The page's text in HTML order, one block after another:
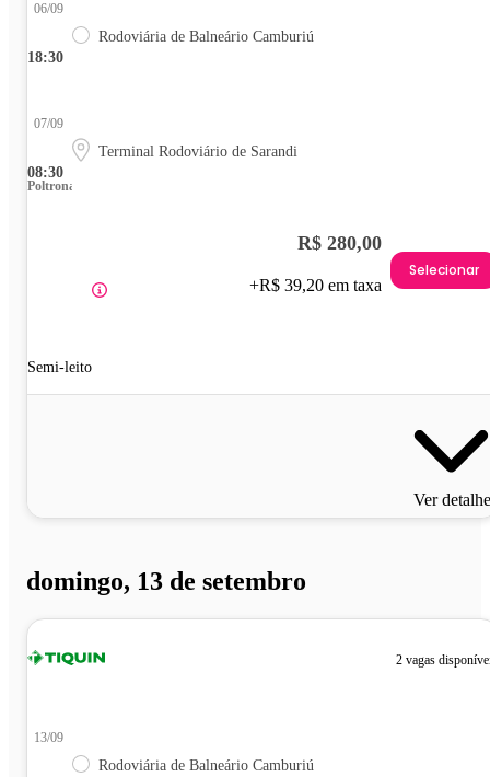
18:30
06/09
Rodoviária de Balneário Camburiú
08:30
07/09
Terminal Rodoviário de Sarandi
Poltrona
Semi-leito
R$ 280,00
+R$ 39,20 em taxa
Selecionar
Ver
domingo, 13 de setembro
2 vagas
13/09
Rodoviária de Balneário Camburiú